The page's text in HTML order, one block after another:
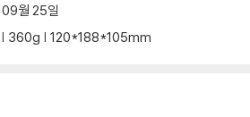
월 25일
360g | 120*188*105mm